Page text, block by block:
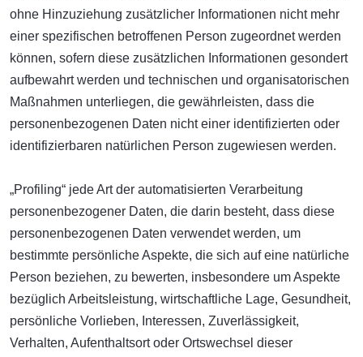
ohne Hinzuziehung zusätzlicher Informationen nicht mehr
einer spezifischen betroffenen Person zugeordnet werden
können, sofern diese zusätzlichen Informationen gesondert
aufbewahrt werden und technischen und organisatorischen
Maßnahmen unterliegen, die gewährleisten, dass die
personenbezogenen Daten nicht einer identifizierten oder
identifizierbaren natürlichen Person zugewiesen werden.
„Profiling“ jede Art der automatisierten Verarbeitung
personenbezogener Daten, die darin besteht, dass diese
personenbezogenen Daten verwendet werden, um
bestimmte persönliche Aspekte, die sich auf eine natürliche
Person beziehen, zu bewerten, insbesondere um Aspekte
bezüglich Arbeitsleistung, wirtschaftliche Lage, Gesundheit,
persönliche Vorlieben, Interessen, Zuverlässigkeit,
Verhalten, Aufenthaltsort oder Ortswechsel dieser